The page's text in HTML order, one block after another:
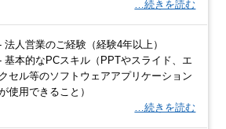
…続きを読む
法人営業のご経験（経験4年以上）
基本的なPCスキル（PPTやスライド、エ
クセル等のソフトウェアアプリケーション
使用できること）
…続きを読む